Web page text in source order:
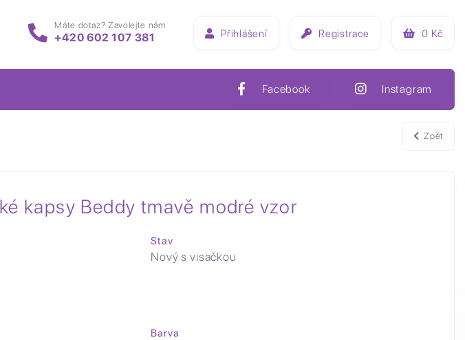
Máte dotaz? Zavolejte nám
+420 602 107 381 Přihlášení Registrace 0 Kč
Facebook Instagram
Zpět
kapsy Beddy tmavě modré vzor
Stav
Nový s visačkou
Barva